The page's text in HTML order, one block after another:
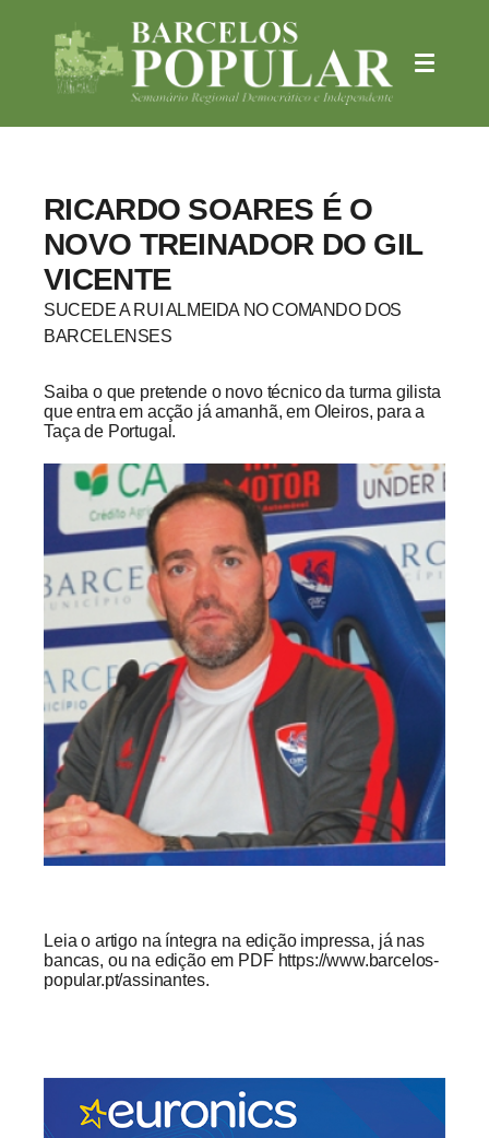
RICARDO SOARES É O
NOVO TREINADOR DO GIL
VICENTE
SUCEDE A RUI ALMEIDA NO COMANDO DOS
BARCELENSES
Saiba o que pretende o novo técnico da turma gilista
que entra em acção já amanhã, em Oleiros, para a
Taça de Portugal.
Leia o artigo na íntegra na edição impressa, já nas
bancas, ou na edição em PDF https://www.barcelos-
popular.pt/assinantes.